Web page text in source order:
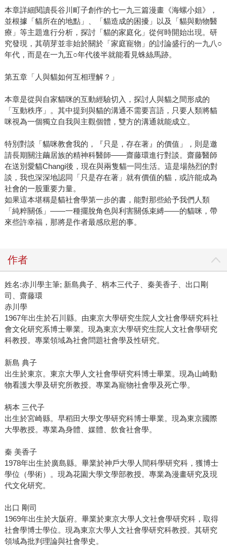
本章詳細閱讀長谷川町子創作的七一九三篇漫畫《海螺小姐》，
並根據「貓所在的地點」、「貓造成的困擾」以及「貓與動物醫
療」等主題進行分析，探討「貓的家庭化」從何時開始出現。研
究發現，其萌芽並非始於關於「家庭寵物」的討論盛行的一九八○
年代，而是在一九五○年代後半就能看見蛛絲馬跡。
第五章「人與貓如何互相理解？」
本章是從與自家貓咪的互動經驗切入，探討人與貓之間形成的
「互動秩序」。其中提到與貓的溝通不需要言語，只要人類將貓
咪視為一個獨立自我與主觀個體，雙方的溝通就能成立。
特別對談「貓咪教會我的，『只是，存在著』的價值」，則是邀
請長期關注繭居族的精神科醫師——齋藤環進行對談。齋藤醫師
在送別愛貓Changi後，現在與兩隻貓一同生活。這是場熱烈的對
談，我也深深地認同「只是存在著」就有價值的貓，或許能成為
社會的一股重要力量。
如果這本堪稱是貓社會學第一步的書，能對那些給予我們人類
「純粹關係」——一種擺脫角色與利害關係束縛——的貓咪，帶
來些許幸福，那將是作者最感欣慰的事。
作者
姓名:赤川學主筆; 新島典子、柄本三代子、秦美香子、出口剛
司、齋藤環
赤川學
1967年出生於石川縣。由東京大學研究生院人文社會學研究科社
會文化研究系博士畢業。現為東京大學研究生院人文社會學研究
科教授。專業領域為社會問題社會學及性研究。
新島 典子
出生於東京。東京大學人文社會學研究科博士畢業。現為山崎動
物看護大學及研究所教授。專業為寵物社會學及死亡學。
柄本 三代子
出生於宮崎縣。早稻田大學文學研究科博士畢業。現為東京國際
大學教授。專業為身體、媒體、飲食社會學。
秦 美香子
1978年出生於廣島縣。畢業於神戶大學人間科學研究科，獲博士
學位（學術）。現為花園大學文學部教授。專業為漫畫研究及現
代文化研究。
出口 剛司
1969年出生於大阪府。畢業於東京大學人文社會學研究科，取得
社會學博士學位。現為東京大學人文社會學研究科教授。其研究
領域為批判理論與社會學史。